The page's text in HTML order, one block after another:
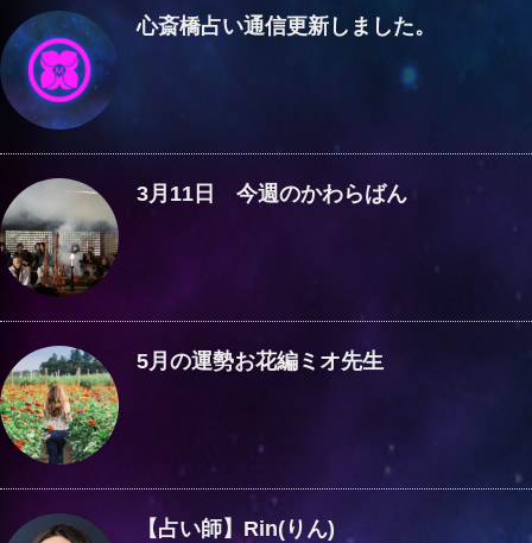
心斎橋占い通信更新しました。
3月11日 今週のかわらばん
5月の運勢お花編ミオ先生
【占い師】Rin(りん)